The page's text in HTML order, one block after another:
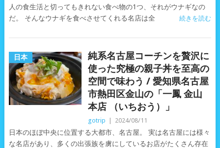
人の食生活と切ってもきれない食べ物の1つ、それがウナギなの
だ。 そんなウナギを食べさせてくれる名店は全
続きを読む
日本
純系名古屋コーチンを贅沢に
使った究極の親子丼を至高の
空間で味わう / 愛知県名古屋
市熱田区金山の「一鳳 金山
本店 （いちおう）」
gotrip 2024/08/11
日本のほぼ中央に位置する大都市、名古屋。 実は名古屋には様々
な名店があり、多くの出張族を虜にしているお店がたくさん存在